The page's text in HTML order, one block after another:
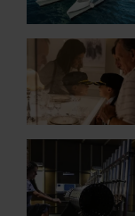
bezoek
de
mosselkwekerijen
van
clóchina
in
Immersieve
tentoonstelling
“De
Legende
van
de
Titanic”
in
Valencia
Tentoonstelling
„Muziek
en
wiskunde”